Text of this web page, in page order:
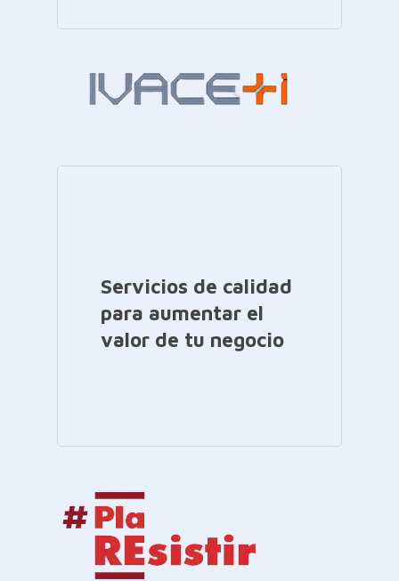
Servicios de calidad
para aumentar el
valor de tu negocio